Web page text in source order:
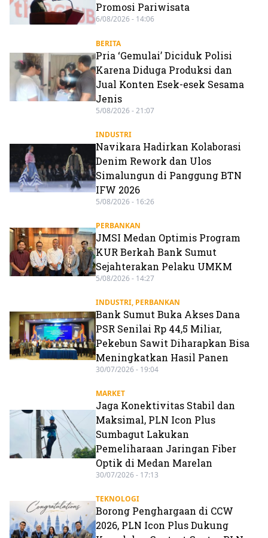
Promosi Pariwisata
6/08/2026 - 14:06
BERITA
Pria ‘Gemulai’ Diciduk Polisi
Karena Diduga Produksi dan
Jual Konten Esek-esek Sesama
Jenis
5/08/2026 - 21:07
INDUSTRI
Navikara Hadirkan Kolaborasi
Denim Rework dan Ulos
Simalungun di Panggung BTN
IFW 2026
5/08/2026 - 16:26
PERBANKAN
JMSI Medan Optimis Program
KUR Berkah Bank Sumut
Sejahterakan Pelaku UMKM
5/08/2026 - 14:27
INDUSTRI, PERBANKAN
Bank Sumut Buka Akses Dana
PSR Senilai Rp 44,5 Miliar,
Pekebun Sawit Diharapkan Bisa
Meningkatkan Hasil Panen
30/07/2026 - 19:04
MARKET
Jaga Konektivitas Stabil dan
Maksimal, PLN Icon Plus
Sumbagut Lakukan
Pemeliharaan Jaringan Fiber
Optik di Medan Marelan
30/07/2026 - 17:13
TEKNOLOGI
Borong Penghargaan di CCW
2026, PLN Icon Plus Dukung